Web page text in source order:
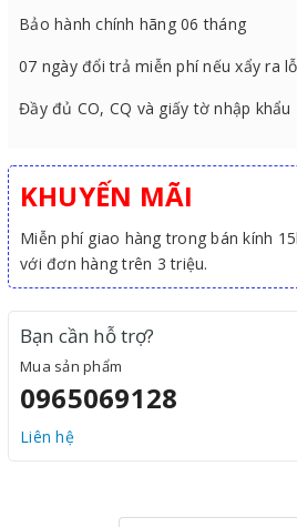
Bảo hành chính hãng 06 tháng
07 ngày đổi trả miễn phí nếu xẩy ra
Đầy đủ CO, CQ và giấy tờ nhập khẩu
KHUYẾN MÃI
Miễn phí giao hàng trong bán kính
với đơn hàng trên 3 triệu.
Bạn cần hỗ trợ?
Mua sản phẩm
0965069128
Liên hệ